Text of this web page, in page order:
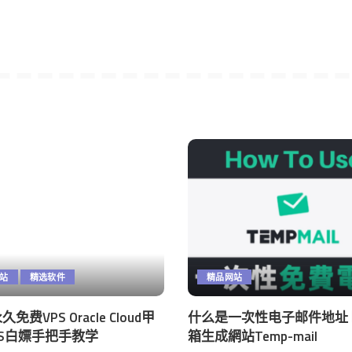
精选软件
免费VPS Oracle Cloud甲
白嫖手把手教学
精品网站
什么是一次性电子邮件地
箱生成網站Temp-mail